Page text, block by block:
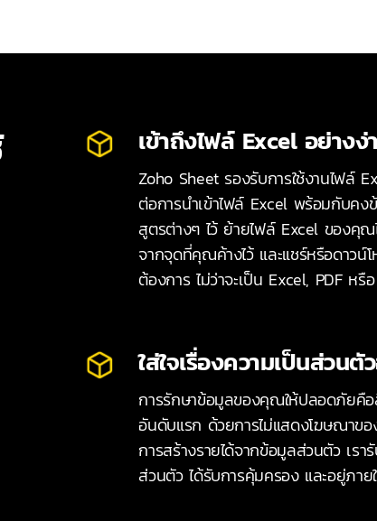
เข้าถึงไฟล์ Excel อย่างง่
Zoho Sheet รองรับการใช้งานไฟล์
ต่อการนำเข้าไฟล์ Excel พร้อมกับค
สูตรต่างๆ ไว้ ย้ายไฟล์ Excel ของคุ
จากจุดที่คุณค้างไว้ และแชร์หรือดาว
ต้องการ ไม่ว่าจะเป็น Excel, PDF หรื
ใส่ใจเรื่องความเป็นส่วนตั
การรักษาข้อมูลของคุณให้ปลอดภัยคือ
อันดับแรก ด้วยการไม่แสดงโฆษณาข
การสร้างรายได้จากข้อมูลส่วนตัว เร
ส่วนตัว ได้รับการคุ้มครอง และอยู่ภ